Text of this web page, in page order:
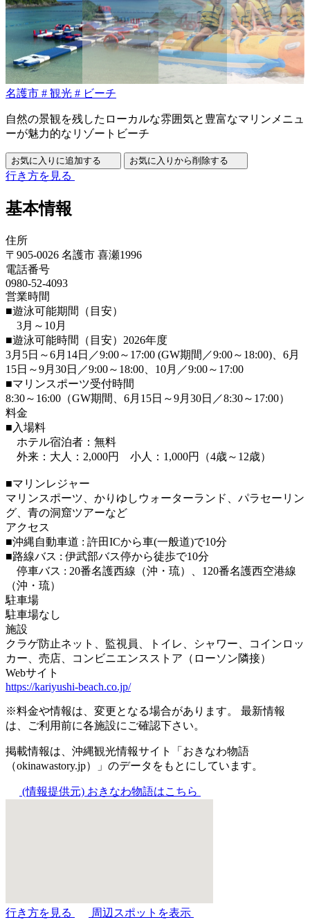
名護市 # 観光 # ビーチ
自然の景観を残したローカルな雰囲気と豊富なマリンメニュ
ーが魅力的なリゾートビーチ
お気に入りに追加する お気に入りから削除する
行き方を見る
基本情報
住所
〒905-0026 名護市 喜瀬1996
電話番号
0980-52-4093
営業時間
■遊泳可能期間（目安）
3月～10月
■遊泳可能時間（目安）2026年度
3月5日～6月14日／9:00～17:00 (GW期間／9:00～18:00)、6月
15日～9月30日／9:00～18:00、10月／9:00～17:00
■マリンスポーツ受付時間
8:30～16:00（GW期間、6月15日～9月30日／8:30～17:00）
料金
■入場料
ホテル宿泊者：無料
外来：大人：2,000円 小人：1,000円（4歳～12歳）
■マリンレジャー
マリンスポーツ、かりゆしウォーターランド、パラセーリン
グ、青の洞窟ツアーなど
アクセス
■沖縄自動車道 : 許田ICから車(一般道)で10分
■路線バス : 伊武部バス停から徒歩で10分
停車バス : 20番名護西線（沖・琉）、120番名護西空港線
（沖・琉）
駐車場
駐車場なし
施設
クラゲ防止ネット、監視員、トイレ、シャワー、コインロッ
カー、売店、コンビニエンスストア（ローソン隣接）
Webサイト
https://kariyushi-beach.co.jp/
※料金や情報は、変更となる場合があります。 最新情報
は、ご利用前に各施設にご確認下さい。
掲載情報は、沖縄観光情報サイト「おきなわ物語
（okinawastory.jp）」のデータをもとにしています。
(情報提供元) おきなわ物語はこちら
行き方を見る 周辺スポットを表示